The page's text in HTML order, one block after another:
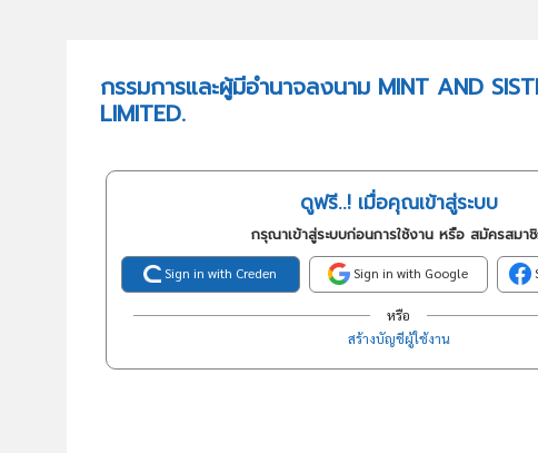
กรรมการและผู้มีอำนาจลงนาม MINT AND
LIMITED.
ดูฟรี..! เมื่อคุณเข้าสู่ระบบ
กรุณาเข้าสู่ระบบก่อนการใช้งาน หรือ สมัครสมา
Sign in with Creden Sign in with Google
หรือ
สร้างบัญชีผู้ใช้งาน